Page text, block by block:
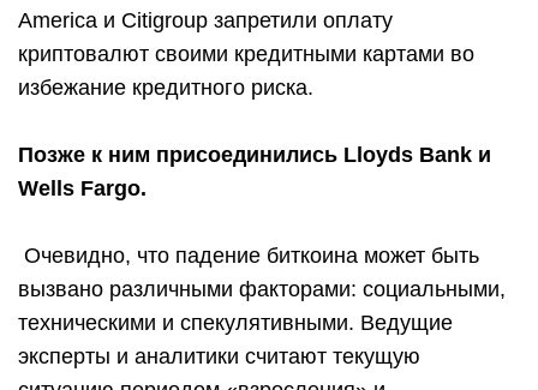
America и Citigroup запретили оплату
криптовалют своими кредитными картами во
избежание кредитного риска.
Позже к ним присоединились Lloyds Bank и
Wells Fargo.
Очевидно, что падение биткоина может быть
вызвано различными факторами: социальными,
техническими и спекулятивными. Ведущие
эксперты и аналитики считают текущую